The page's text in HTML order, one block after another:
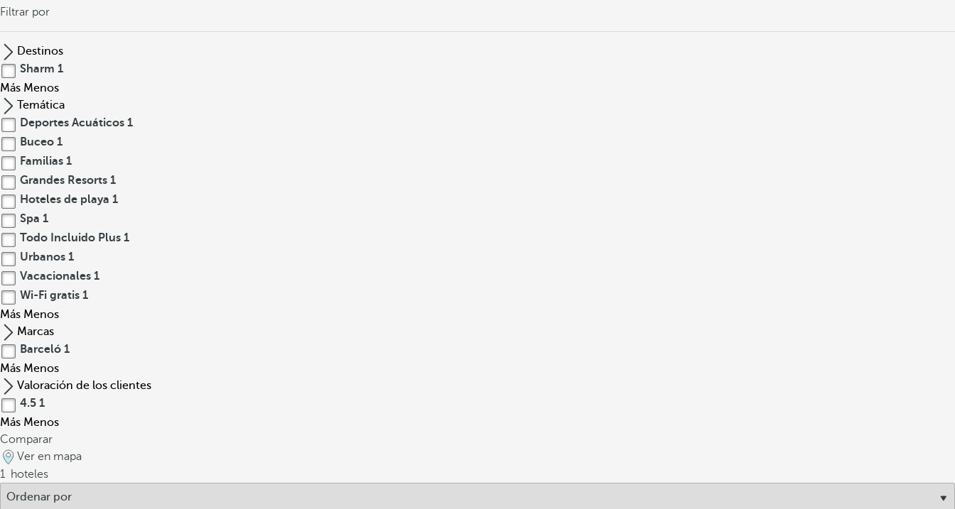
Filtrar por
Destinos
Sharm 1
Más Menos
Temática
Deportes Acuáticos 1
Buceo 1
Familias 1
Grandes Resorts 1
Hoteles de playa 1
Spa 1
Todo Incluido Plus 1
Urbanos 1
Vacacionales 1
Wi-Fi gratis 1
Más Menos
Marcas
Barceló 1
Más Menos
Valoración de los clientes
4.5 1
Más Menos
Comparar
Ver en mapa
1 hoteles